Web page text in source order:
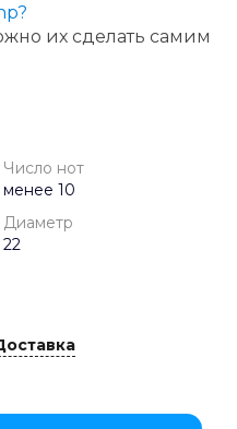
их сделать самим
Число нот
менее 10
Диаметр
22